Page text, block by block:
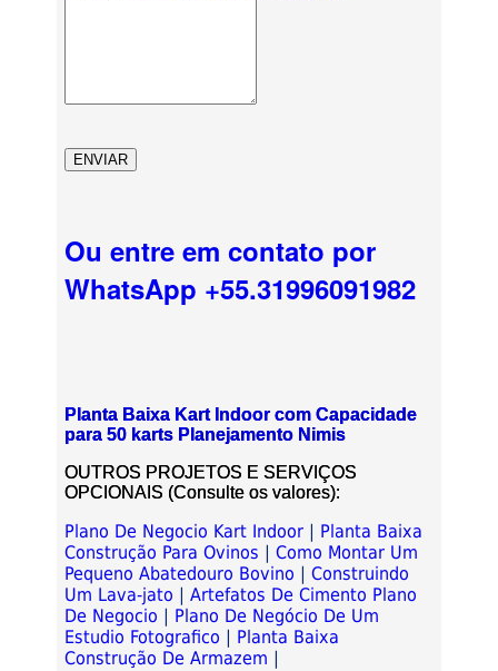
Ou entre em contato por
WhatsApp +55.31996091982
Planta Baixa Kart Indoor com Capacidade
para 50 karts Planejamento Nimis
OUTROS PROJETOS E SERVIÇOS
OPCIONAIS (Consulte os valores):
Plano De Negocio Kart Indoor
Planta Baixa
Construção Para Ovinos |Como Montar Um
Pequeno Abatedouro Bovino |Construindo
Um Lava-jato |Artefatos De Cimento Plano
De Negocio
Plano De Negócio De Um
Estudio Fotografico
Planta Baixa
Construção De Armazem